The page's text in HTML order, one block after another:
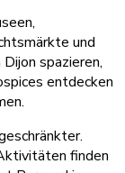
und
spazieren,
entdecken
finden